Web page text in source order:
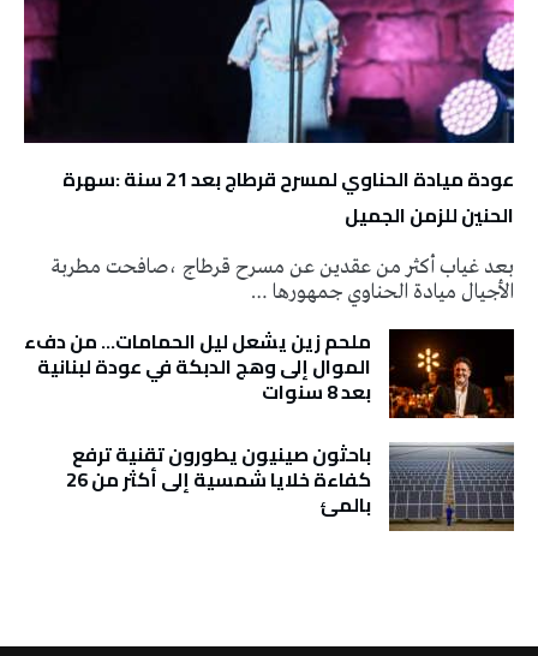
عودة ميادة الحناوي لمسرح قرطاج بعد 21 سنة :سهرة
الحنين للزمن الجميل
بعد غياب أكثر من عقدين عن مسرح قرطاج ،صافحت مطربة
الأجيال ميادة الحناوي جمهورها …
ملحم زين يشعل ليل الحمامات… من دفء
الموال إلى وهج الدبكة في عودة لبنانية
بعد 8 سنوات
باحثون صينيون يطورون تقنية ترفع
كفاءة خلايا شمسية إلى أكثر من 26
بالمئ